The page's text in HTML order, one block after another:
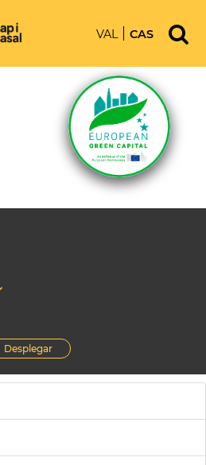
VAL CAS
Desplegar